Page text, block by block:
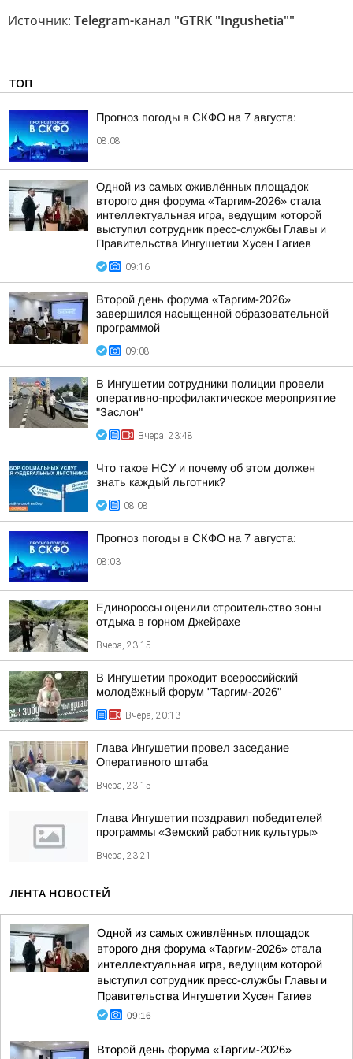
Источник: Telegram-канал "GTRK "Ingushetia""
ТОП
Прогноз погоды в СКФО на 7 августа:
08:08
Одной из самых оживлённых площадок
второго дня форума «Таргим-2026» стала
интеллектуальная игра, ведущим которой
выступил сотрудник пресс-службы Главы и
Правительства Ингушетии Хусен Гагиев
09:16
Второй день форума «Таргим-2026»
завершился насыщенной образовательной
программой
09:08
В Ингушетии сотрудники полиции провели
оперативно-профилактическое мероприятие
"Заслон"
Вчера, 23:48
Что такое НСУ и почему об этом должен
знать каждый льготник?
08:08
Прогноз погоды в СКФО на 7 августа:
08:03
Единороссы оценили строительство зоны
отдыха в горном Джейрахе
Вчера, 23:15
В Ингушетии проходит всероссийский
молодёжный форум "Таргим-2026"
Вчера, 20:13
Глава Ингушетии провел заседание
Оперативного штаба
Вчера, 23:15
Глава Ингушетии поздравил победителей
программы «Земский работник культуры»
Вчера, 23:21
ЛЕНТА НОВОСТЕЙ
Одной из самых оживлённых площадок
второго дня форума «Таргим-2026» стала
интеллектуальная игра, ведущим которой
выступил сотрудник пресс-службы Главы и
Правительства Ингушетии Хусен Гагиев
09:16
Второй день форума «Таргим-2026»